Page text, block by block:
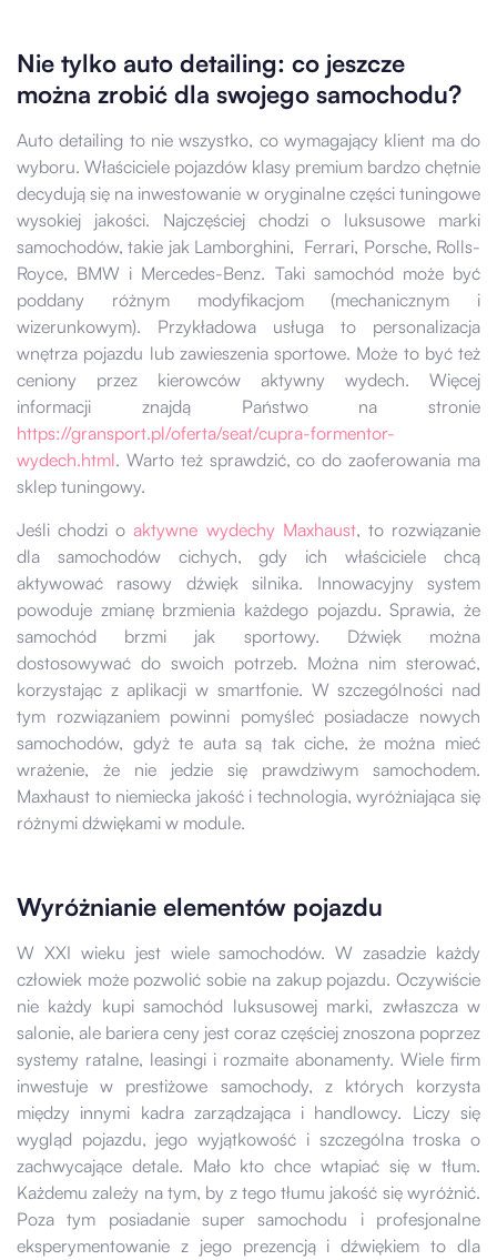
Nie tylko auto detailing: co jeszcze
można zrobić dla swojego samochodu?
Auto detailing to nie wszystko, co wymagający klient ma do
wyboru. Właściciele pojazdów klasy premium bardzo chętnie
decydują się na inwestowanie w oryginalne części tuningowe
wysokiej jakości. Najczęściej chodzi o luksusowe marki
samochodów, takie jak Lamborghini, Ferrari, Porsche, Rolls-
Royce, BMW i Mercedes-Benz. Taki samochód może być
poddany różnym modyfikacjom (mechanicznym i
wizerunkowym). Przykładowa usługa to personalizacja
wnętrza pojazdu lub zawieszenia sportowe. Może to być też
ceniony przez kierowców aktywny wydech. Więcej
informacji znajdą Państwo na stronie
https://gransport.pl/oferta/seat/cupra-formentor-
wydech.html. Warto też sprawdzić, co do zaoferowania ma
sklep tuningowy.
Jeśli chodzi o aktywne wydechy Maxhaust, to rozwiązanie
dla samochodów cichych, gdy ich właściciele chcą
aktywować rasowy dźwięk silnika. Innowacyjny system
powoduje zmianę brzmienia każdego pojazdu. Sprawia, że
samochód brzmi jak sportowy. Dźwięk można
dostosowywać do swoich potrzeb. Można nim sterować,
korzystając z aplikacji w smartfonie. W szczególności nad
tym rozwiązaniem powinni pomyśleć posiadacze nowych
samochodów, gdyż te auta są tak ciche, że można mieć
wrażenie, że nie jedzie się prawdziwym samochodem.
Maxhaust to niemiecka jakość i technologia, wyróżniająca się
różnymi dźwiękami w module.
Wyróżnianie elementów pojazdu
W XXI wieku jest wiele samochodów. W zasadzie każdy
człowiek może pozwolić sobie na zakup pojazdu. Oczywiście
nie każdy kupi samochód luksusowej marki, zwłaszcza w
salonie, ale bariera ceny jest coraz częściej znoszona poprzez
systemy ratalne, leasingi i rozmaite abonamenty. Wiele firm
inwestuje w prestiżowe samochody, z których korzysta
między innymi kadra zarządzająca i handlowcy. Liczy się
wygląd pojazdu, jego wyjątkowość i szczególna troska o
zachwycające detale. Mało kto chce wtapiać się w tłum.
Każdemu zależy na tym, by z tego tłumu jakość się wyróżnić.
Poza tym posiadanie super samochodu i profesjonalne
eksperymentowanie z jego prezencją i dźwiękiem to dla